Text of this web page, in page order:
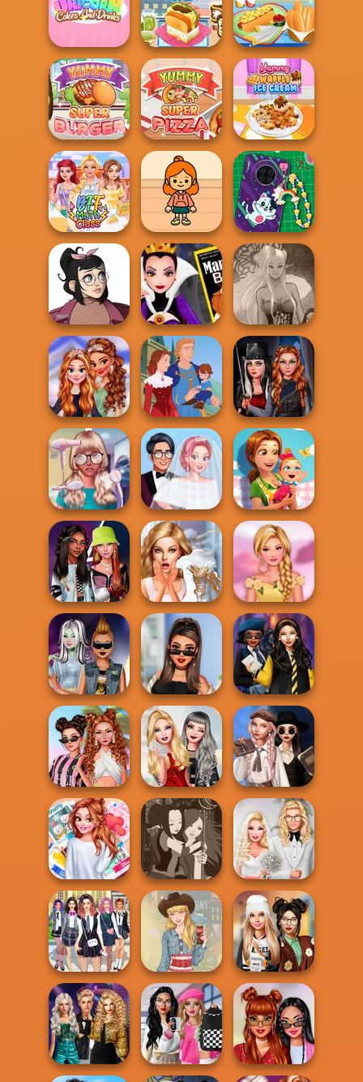
Rainbow Frozen
Cook And
Decorate
Tasty Ice Cream
Pancake
Princesses
Unicorn Cakes
And D...
Yummy Toast Yummy Hotdog
Yummy Super
Burger
Yummy Super
Pizza
Yummy Waffle
Ice Cream
BFF Math Class
TB Avataria Life
Girl
DIY Phone Case
Shop
Casual Icon
Maker
Evil Queen's
Revenge
Dark Mage
Creator
Coronation Ball Life Story
Fashionistas'
Multiverse
Adven...
Nerd To Popular
Makeover Mania
Perfect Cold
Season Wedding
Delicious -
Emily's New
Beginn...
Fashionistas'
Faceoff
Bridezilla: Prank
The Bride
Princesses At
The Spring
Bloss...
Punk vs Pastel
TikTok Divas
#likeforlikes
Hogwarts
Princesses
Seven Stylish
Days
Ellie: You Can Be
Anything
Wednesday's
Breakup
Handbook
All Year Round
Fashion Addict...
Manga Creator -
Fantasy World...
Babs' Spring
Wedding
College Girls
Team Makeover
Americana
Dress To Impress
Back To Schoo...